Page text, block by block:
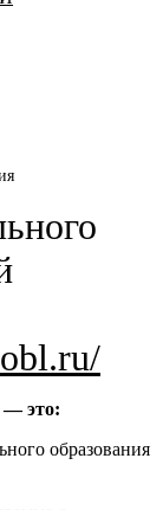
— это:
образования